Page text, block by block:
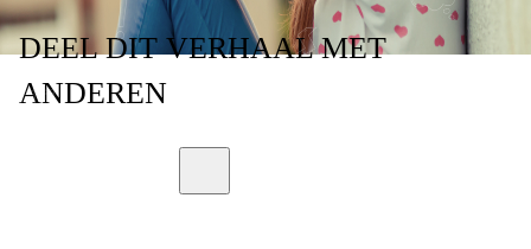
DEELDIT VERHAALMET
ANDEREN